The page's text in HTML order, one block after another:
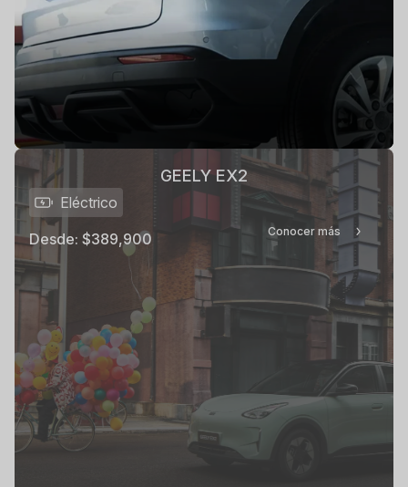
GEELY EX2
Eléctrico
Desde: $389,900 Conocer más